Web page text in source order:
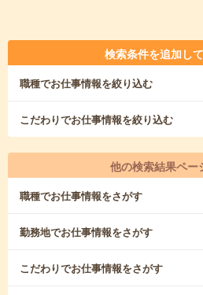
検索条件を追加し
職種でお仕事情報を絞り込む
こだわりでお仕事情報を絞り込む
他の検索結果ペー
職種でお仕事情報をさがす
勤務地でお仕事情報をさがす
こだわりでお仕事情報をさがす